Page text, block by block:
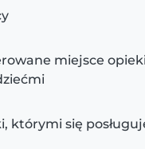
miejsce
którymi się